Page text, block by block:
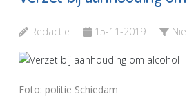
Redactie 15-11-2019
Foto: politie Schiedam